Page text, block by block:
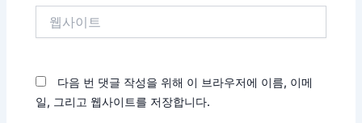
다음 번 댓글 작성을 위해 이 브라우저에 이름, 이메
일, 그리고 웹사이트를 저장합니다.